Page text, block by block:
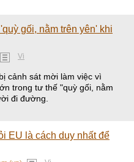
gối, nằm trên yên' khi
Vi
cảnh sát mời làm việc vì
trong tư thế "quỳ gối, nằm
đi đường.
EU là cách duy nhất để